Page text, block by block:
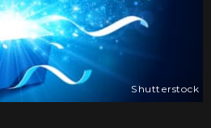
Shutterstock